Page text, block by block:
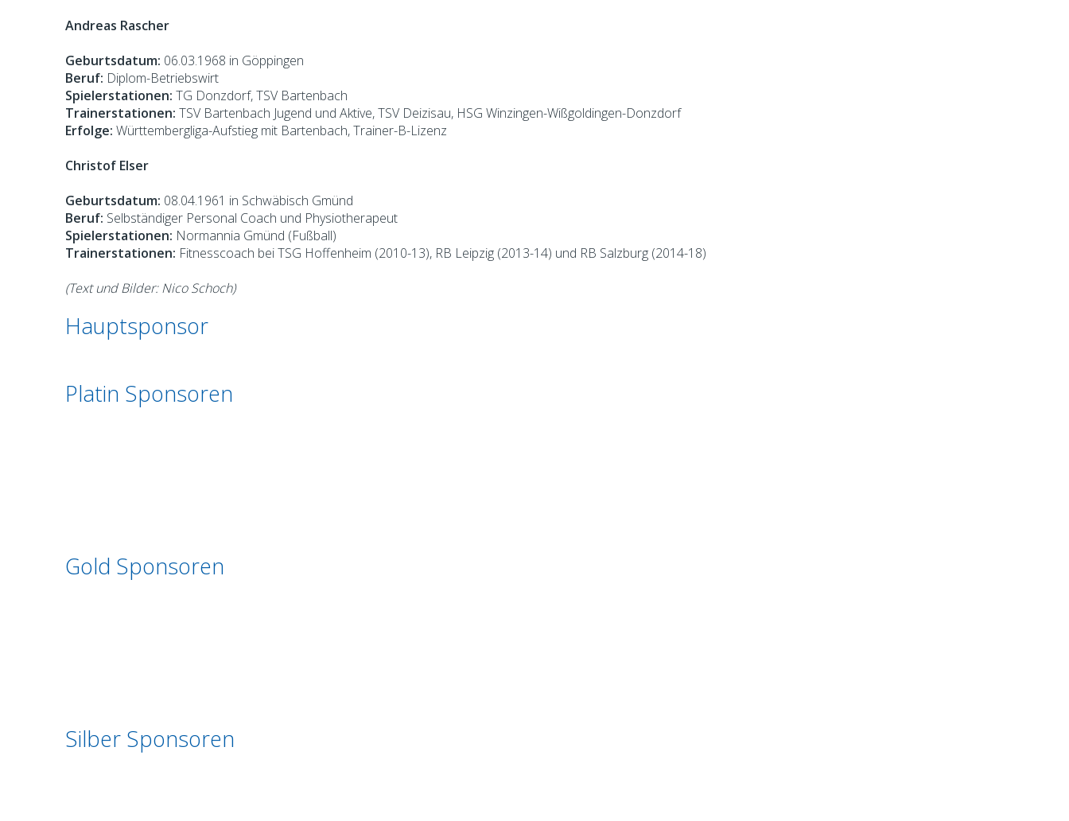
Andreas Rascher
Geburtsdatum: 06.03.1968 in Göppingen
Beruf: Diplom-Betriebswirt
Spielerstationen: TG Donzdorf, TSV Bartenbach
Trainerstationen: TSV Bartenbach Jugend und Aktive, TSV Deizisau, HSG Winzingen-Wißgoldingen-Donzdorf
Erfolge: Württembergliga-Aufstieg mit Bartenbach, Trainer-B-Lizenz
Christof Elser
Geburtsdatum: 08.04.1961 in Schwäbisch Gmünd
Beruf: Selbständiger Personal Coach und Physiotherapeut
Spielerstationen: Normannia Gmünd (Fußball)
Trainerstationen: Fitnesscoach bei TSG Hoffenheim (2010-13), RB Leipzig (2013-14) und RB Salzburg (2014-18)
(Text und Bilder: Nico Schoch)
Hauptsponsor
Platin Sponsoren
Gold Sponsoren
Silber Sponsoren